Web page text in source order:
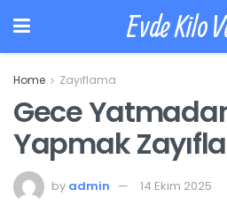
Evde Kilo
Home Zayıflama
Gece
Yapmak
by admin 14 Ekim 2025